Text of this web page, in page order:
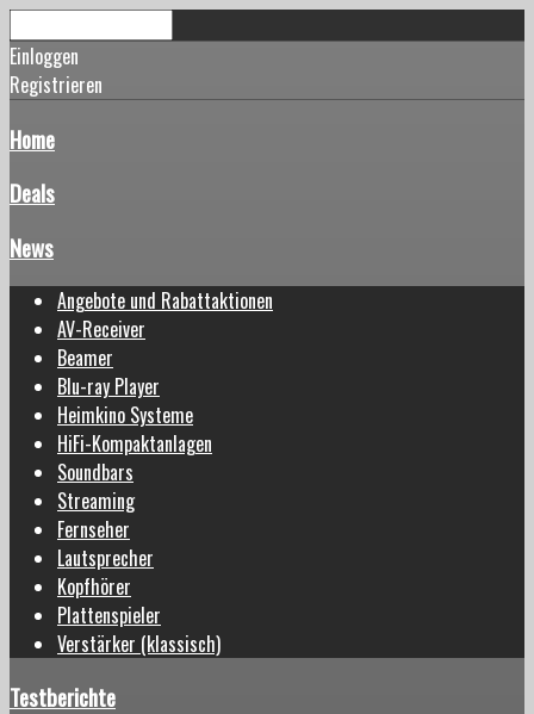
Einloggen
Registrieren
Home
Deals
News
Angebote und Rabattaktionen
AV-Receiver
Beamer
Blu-ray Player
Heimkino Systeme
HiFi-Kompaktanlagen
Soundbars
Streaming
Fernseher
Lautsprecher
Kopfhörer
Plattenspieler
Verstärker (klassisch)
Testberichte